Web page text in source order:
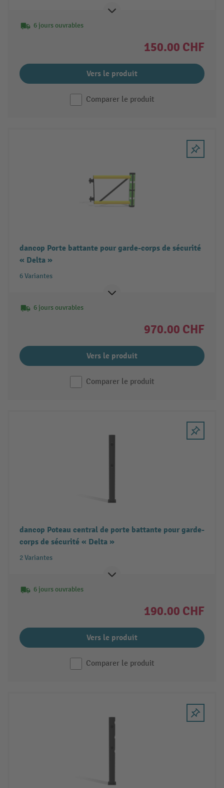
6 jours ouvrables
150.00 CHF
Vers le produit
Comparer le produit
dancop Porte battante pour garde-corps de sécurité
« Delta »
6 Variantes
6 jours ouvrables
970.00 CHF
Vers le produit
Comparer le produit
dancop Poteau central de porte battante pour garde-
corps de sécurité « Delta »
2 Variantes
6 jours ouvrables
190.00 CHF
Vers le produit
Comparer le produit